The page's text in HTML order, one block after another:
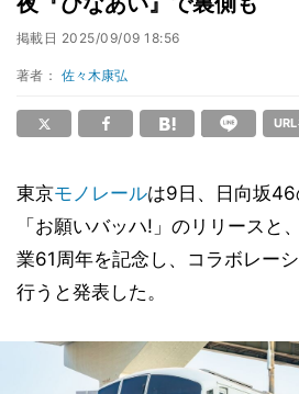
掲載日 2025/09/09 18:56
著者： 佐々木康弘
東京モノレールは9日、日向坂
「お願いバッハ!」のリリースと
業61周年を記念し、コラボレー
行うと発表した。